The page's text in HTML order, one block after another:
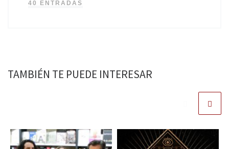
40 ENTRADAS
TAMBIÉN TE PUEDE INTERESAR